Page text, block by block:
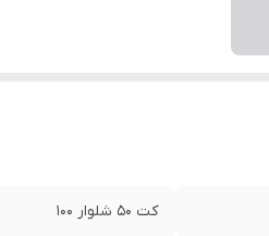
کت ۵۰ شلوار ۱۰۰